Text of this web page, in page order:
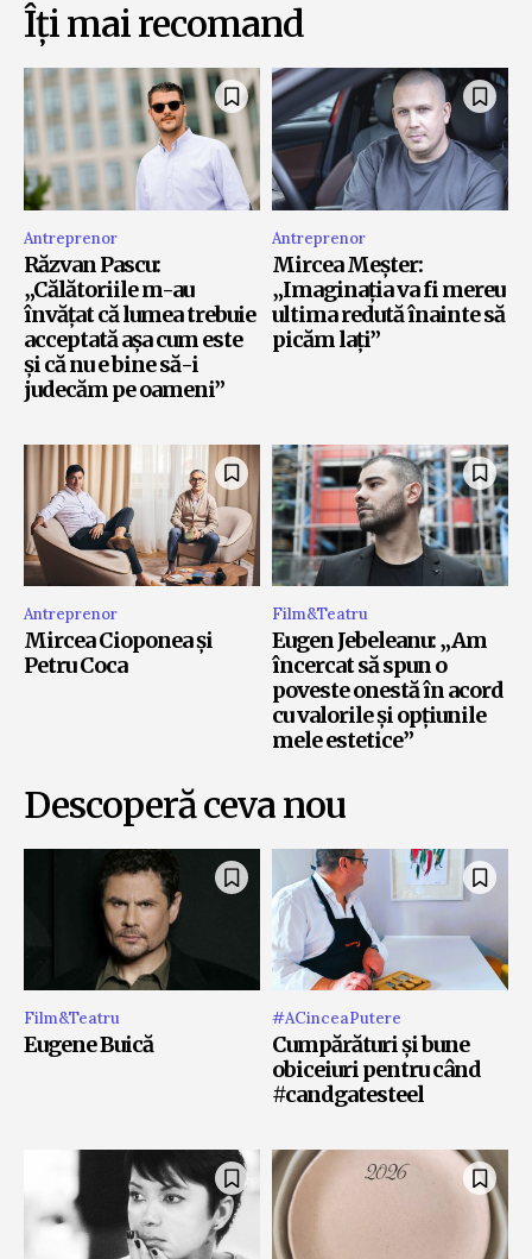
Îți mai recomand
Antreprenor
Răzvan Pascu:
„Călătoriile m-au
învățat că lumea trebuie
acceptată așa cum este
și că nu e bine să-i
judecăm pe oameni”
Antreprenor
Mircea Meșter:
„Imaginația va fi mereu
ultima redută înainte să
picăm lați”
Antreprenor
Mircea Cioponea și
Petru Coca
Film&Teatru
Eugen Jebeleanu: „Am
încercat să spun o
poveste onestă în acord
cu valorile și opțiunile
mele estetice”
Descoperă ceva nou
Film&Teatru
Eugene Buică
#ACinceaPutere
Cumpărături și bune
obiceiuri pentru când
#candgatesteel